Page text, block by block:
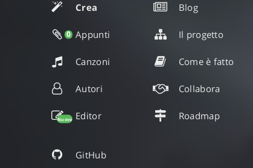
Crea
0 Appunti
Canzoni
Autori
Nuovo Editor
Blog
Il progetto
Come è fatto
Collabora
Roadmap
GitHub